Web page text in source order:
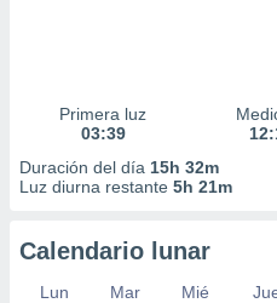
Primera luz
03:39
Duración del día 15h 32m
Luz diurna restante 5h 21m
Calendario lunar
Lun Mar Mié